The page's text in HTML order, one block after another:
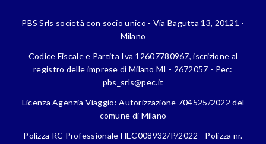
PBS Srls società con socio unico - Via Bagutta 13, 20121 -
Milano
Codice Fiscale e Partita Iva 12607780967, iscrizione al
registro delle imprese di Milano MI - 2672057 - Pec:
pbs_srls@pec.it
Licenza Agenzia Viaggio: Autorizzazione 704525/2022 del
comune di Milano
Polizza RC Professionale HEC008932/P/2022 - Polizza nr.